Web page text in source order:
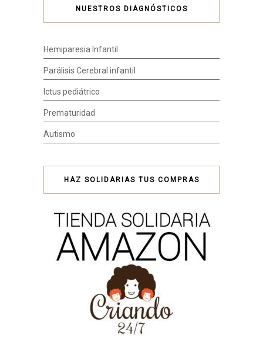
NUESTROS DIAGNÓSTICOS
Hemiparesia Infantil
Parálisis Cerebral infantil
Ictus pediátrico
Prematuridad
Autismo
HAZ SOLIDARIAS TUS COMPRAS